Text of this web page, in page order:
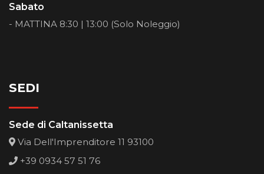
Sabato
- MATTINA 8:30 | 13:00 (Solo Noleggio)
SEDI
Sede di Caltanissetta
Via Dell'Imprenditore 11 93100
+39 0934 57 51 76